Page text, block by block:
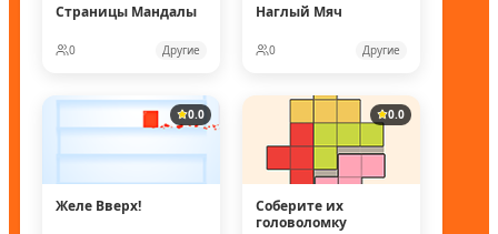
Страницы Мандалы
0 Другие
Наглый Мяч
0 Другие
0.0
Желе Вверх!
0.0
Соберите их
головоломку